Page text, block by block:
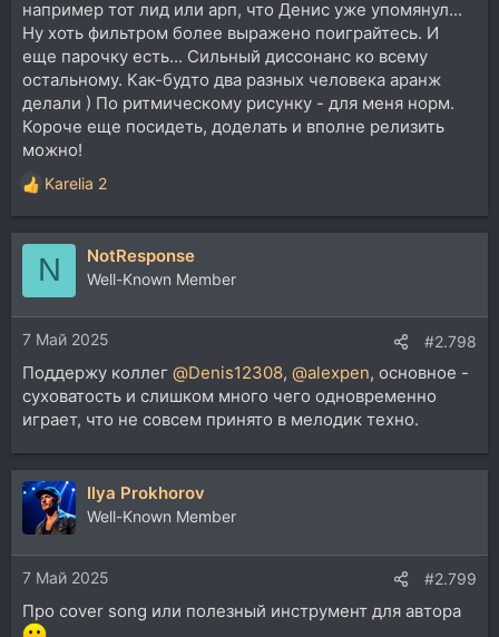
например тот лид или арп, что Денис уже упомянул...
Ну хоть фильтром более выражено поиграйтесь. И
еще парочку есть... Сильный диссонанс ко всему
остальному. Как-будто два разных человека аранж
делали ) По ритмическому рисунку - для меня норм.
Короче еще посидеть, доделать и вполне релизить
можно!
Р
е
а
и
и
:
Karelia 2
N NotResponse
Well-Known Member
7 Май 2025 #2.798
Поддержу коллег @Denis12308, @alexpen, основное -
суховатость и слишком много чего одновременно
играет, что не совсем принято в мелодик техно.
Ilya Prokhorov
Well-Known Member
7 Май 2025 #2.799
Про cover song или полезный инструмент для автора